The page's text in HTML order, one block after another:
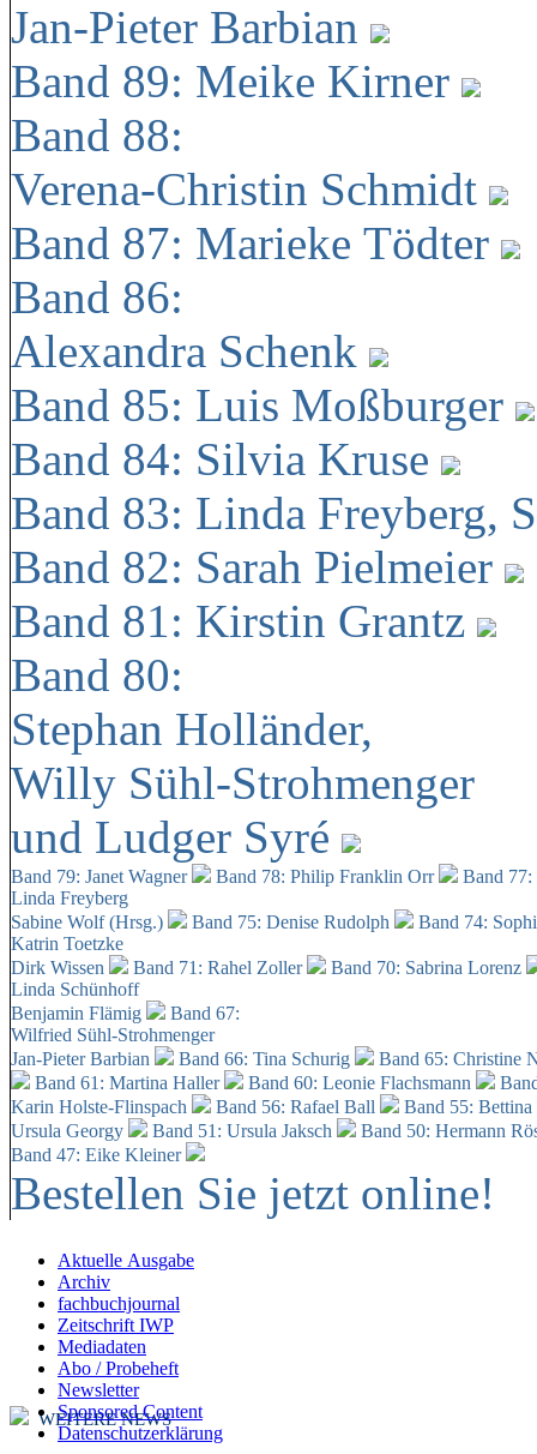
Jan-Pieter Barbian
Band 89: Meike Kirner
Band 88:
Verena-Christin Schmidt
Band 87: Marieke Tödter
Band 86:
Alexandra Schenk
Band 85: Luis Moßburger
Band 84: Silvia Kruse
Band 83: Linda Freyberg,
Band 82: Sarah Pielmeier
Band 81: Kirstin Grantz
Band 80:
Stephan Holländer,
Willy Sühl-Strohmenger
und Ludger Syré
Band 79: Janet Wagner Band 78: Philip Franklin Orr
Band
Linda Freyberg
Sabine Wolf (Hrsg.)
Band 75: Denise Rudolph
Band 74:
Katrin Toetzke
Dirk Wissen
Band 71: Rahel Zoller
Band 70: Sabrina Lorenz
Linda Schünhoff
Benjamin Flämig
Band 67:
Wilfried Sühl-Strohmenger
Jan-Pieter Barbian
Band 66: Tina Schurig
Band 65: Christine
Band 61: Martina Haller
Band 60: Leonie Flachsmann
Karin Holste-Flinspach
Band 56: Rafael Ball
Band 55:
Ursula Georgy
Band 51: Ursula Jaksch Band 50: Hermann
Band 47: Eike Kleiner
Bestellen Sie jetzt online!
Aktuelle Ausgabe
Archiv
fachbuchjournal
Zeitschrift IWP
Mediadaten
Abo / Probeheft
Newsletter
Sponsored Content
Datenschutzerklärung
WEITERE NEWS